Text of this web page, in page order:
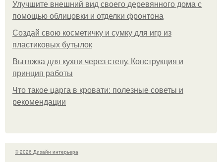
Улучшите внешний вид своего деревянного дома с
помощью облицовки и отделки фронтона
Создай свою косметичку и сумку для игр из
пластиковых бутылок
Вытяжка для кухни через стену. Конструкция и
принцип работы
Что такое царга в кровати: полезные советы и
рекомендации
© 2026 Дизайн интерьера